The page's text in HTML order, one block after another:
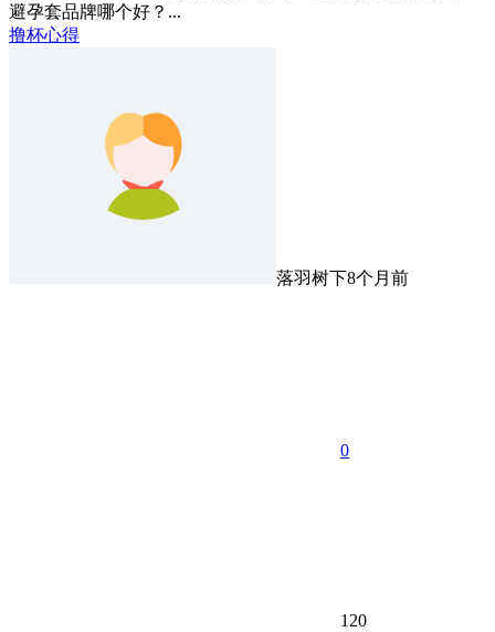
避孕套品牌哪个好？...
撸杯心得
落羽树下8个月前
0
120